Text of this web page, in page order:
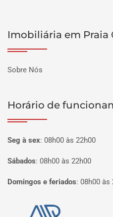
Imobiliária em Praia
Sobre Nós
Horário de
Seg à sex: 08h00 às 22h00
Sábados: 08h00 às 22h00
Domingos e feriados: 08h00 às
Página inicial